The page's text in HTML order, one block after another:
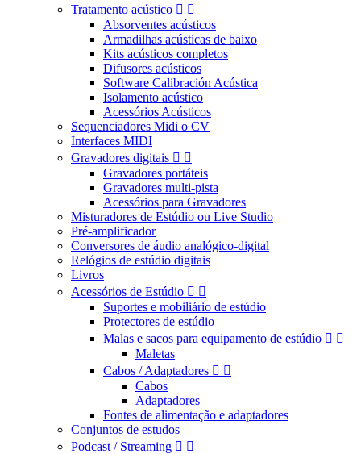
Tratamento acústico  
Absorventes acústicos
Armadilhas acústicas de baixo
Kits acústicos completos
Difusores acústicos
Software Calibración Acústica
Isolamento acústico
Acessórios Acústicos
Sequenciadores Midi o CV
Interfaces MIDI
Gravadores digitais  
Gravadores portáteis
Gravadores multi-pista
Acessórios para Gravadores
Misturadores de Estúdio ou Live Studio
Pré-amplificador
Conversores de áudio analógico-digital
Relógios de estúdio digitais
Livros
Acessórios de Estúdio  
Suportes e mobiliário de estúdio
Protectores de estúdio
Malas e sacos para equipamento de estúdio  
Maletas
Cabos / Adaptadores  
Cabos
Adaptadores
Fontes de alimentação e adaptadores
Conjuntos de estudos
Podcast / Streaming  